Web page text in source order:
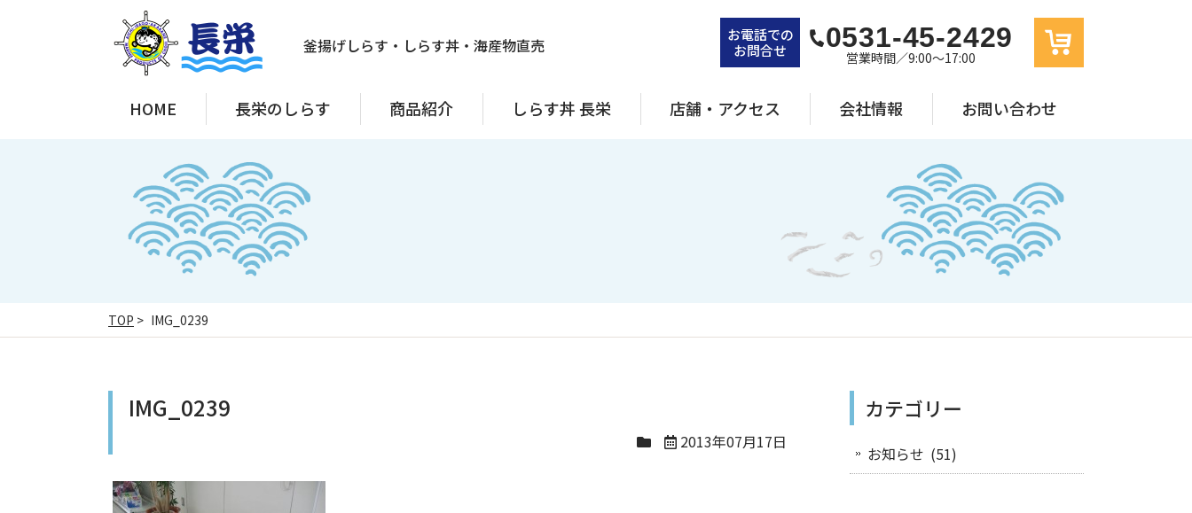
釜揚げしらす・しらす丼・海産物直売
お電話での
お問合せ
0531-45-2429
営業時間／9:00〜17:00
HOME 長栄のしらす 商品紹介 しらす丼 長栄 店舗・アクセス 会社情報 お問い合わせ
TOP > IMG_0239
IMG_0239
2013年07月17日
カテゴリー
お知らせ (51)